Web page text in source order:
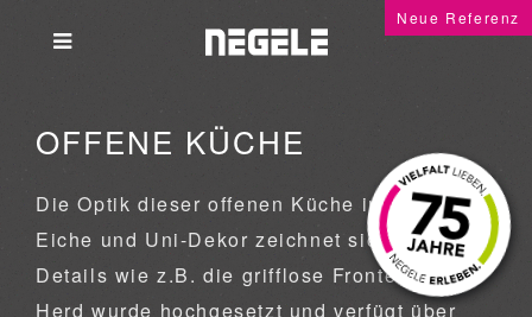
OFFENE KÜCHE
Neue Referenz
Die Optik dieser offenen Küche in Dekor
Eiche und Uni-Dekor zeichnet sich durch
Details wie z.B. die grifflose Fronten aus.
Herd wurde hochgesetzt und verfügt über